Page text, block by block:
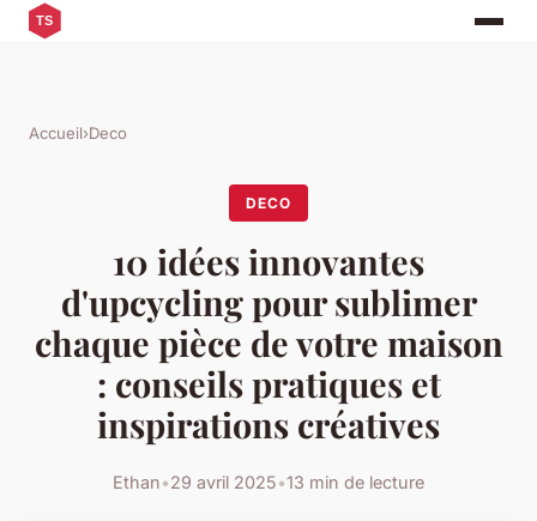
Accueil›Deco
DECO
10 idées innovantes
d'upcycling pour sublimer
chaque pièce de votre maison
: conseils pratiques et
inspirations créatives
Ethan•29 avril 2025•13 min de lecture